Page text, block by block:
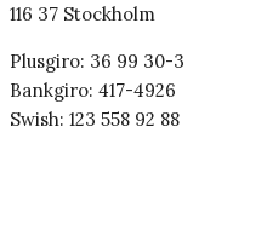
116 37 Stockholm
Plusgiro: 36 99 30-3
Bankgiro: 417-4926
Swish: 123 558 92 88